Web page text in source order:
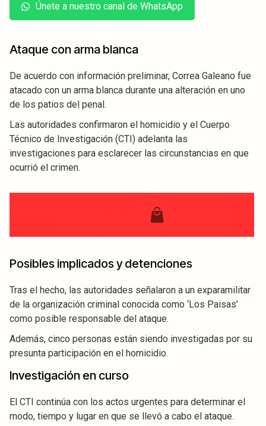
Únete a nuestro canal de WhatsApp
Ataque con arma blanca
De acuerdo con información preliminar, Correa Galeano fue
atacado con un arma blanca durante una alteración en uno
de los patios del penal.
Las autoridades confirmaron el homicidio y el Cuerpo
Técnico de Investigación (CTI) adelanta las
investigaciones para esclarecer las circunstancias en que
ocurrió el crimen.
Posibles implicados y detenciones
Tras el hecho, las autoridades señalaron a un exparamilitar
de la organización criminal conocida como ‘Los Paisas’
como posible responsable del ataque.
Además, cinco personas están siendo investigadas por su
presunta participación en el homicidio.
Investigación en curso
El CTI continúa con los actos urgentes para determinar el
modo, tiempo y lugar en que se llevó a cabo el ataque.